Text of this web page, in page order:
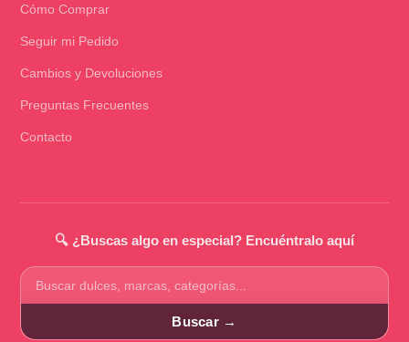
Cómo Comprar
Seguir mi Pedido
Cambios y Devoluciones
Preguntas Frecuentes
Contacto
🔍 ¿Buscas algo en especial? Encuéntralo aquí
Buscar
productos
Buscar →